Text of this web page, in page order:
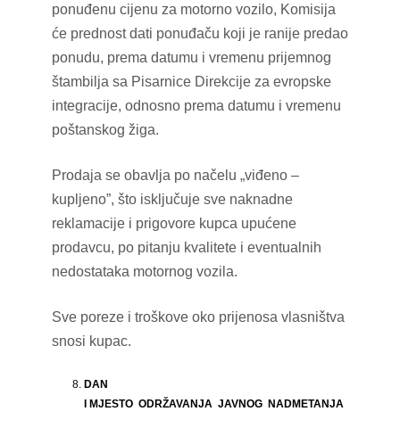
ponuđenu cijenu za motorno vozilo, Komisija
će prednost dati ponuđaču koji je ranije predao
ponudu, prema datumu i vremenu prijemnog
štambilja sa Pisarnice Direkcije za evropske
integracije, odnosno prema datumu i vremenu
poštanskog žiga.
Prodaja se obavlja po načelu „viđeno –
kupljeno”, što isključuje sve naknadne
reklamacije i prigovore kupca upućene
prodavcu, po pitanju kvalitete i eventualnih
nedostataka motornog vozila.
Sve poreze i troškove oko prijenosa vlasništva
snosi kupac.
DAN
I MJESTO ODRŽAVANJA JAVNOG NADMETANJA